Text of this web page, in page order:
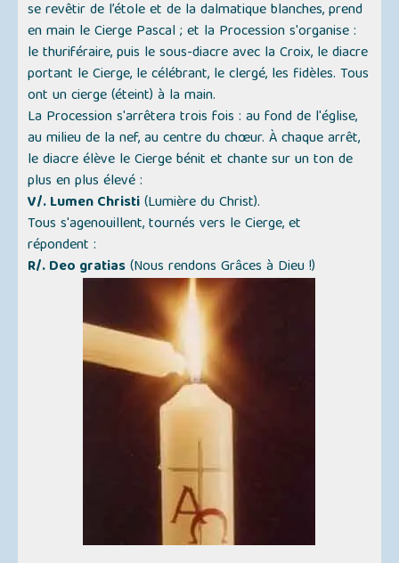
se revêtir de l’étole et de la dalmatique blanches, prend
en main le Cierge Pascal ; et la Procession s'organise :
le thuriféraire, puis le sous-diacre avec la Croix, le diacre
portant le Cierge, le célébrant, le clergé, les fidèles. Tous
ont un cierge (éteint) à la main.
La Procession s'arrêtera trois fois : au fond de l'église,
au milieu de la nef, au centre du chœur. À chaque arrêt,
le diacre élève le Cierge bénit et chante sur un ton de
plus en plus élevé :
V/. Lumen Christi(Lumière du Christ).
Tous s'agenouillent, tournés vers le Cierge, et
répondent :
R/. Deo gratias(Nous rendons Grâces à Dieu !)